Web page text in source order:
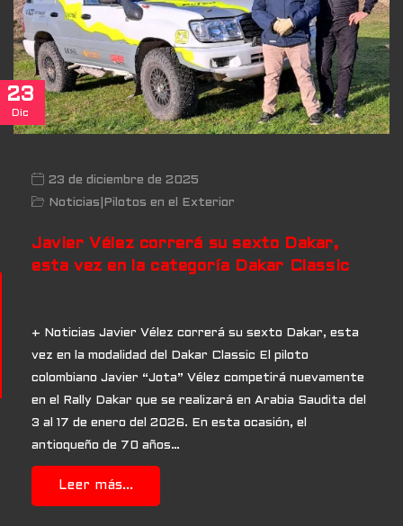
23
Dic
23 de diciembre de 2025
Noticias
Pilotos en el Exterior
Javier Vélez correrá su sexto Dakar,
esta vez en la categoría Dakar Classic
+ Noticias Javier Vélez correrá su sexto Dakar, esta
vez en la modalidad del Dakar Classic El piloto
colombiano Javier “Jota” Vélez competirá nuevamente
en el Rally Dakar que se realizará en Arabia Saudita del
3 al 17 de enero del 2026. En esta ocasión, el
antioqueño de 70 años…
Leer más...